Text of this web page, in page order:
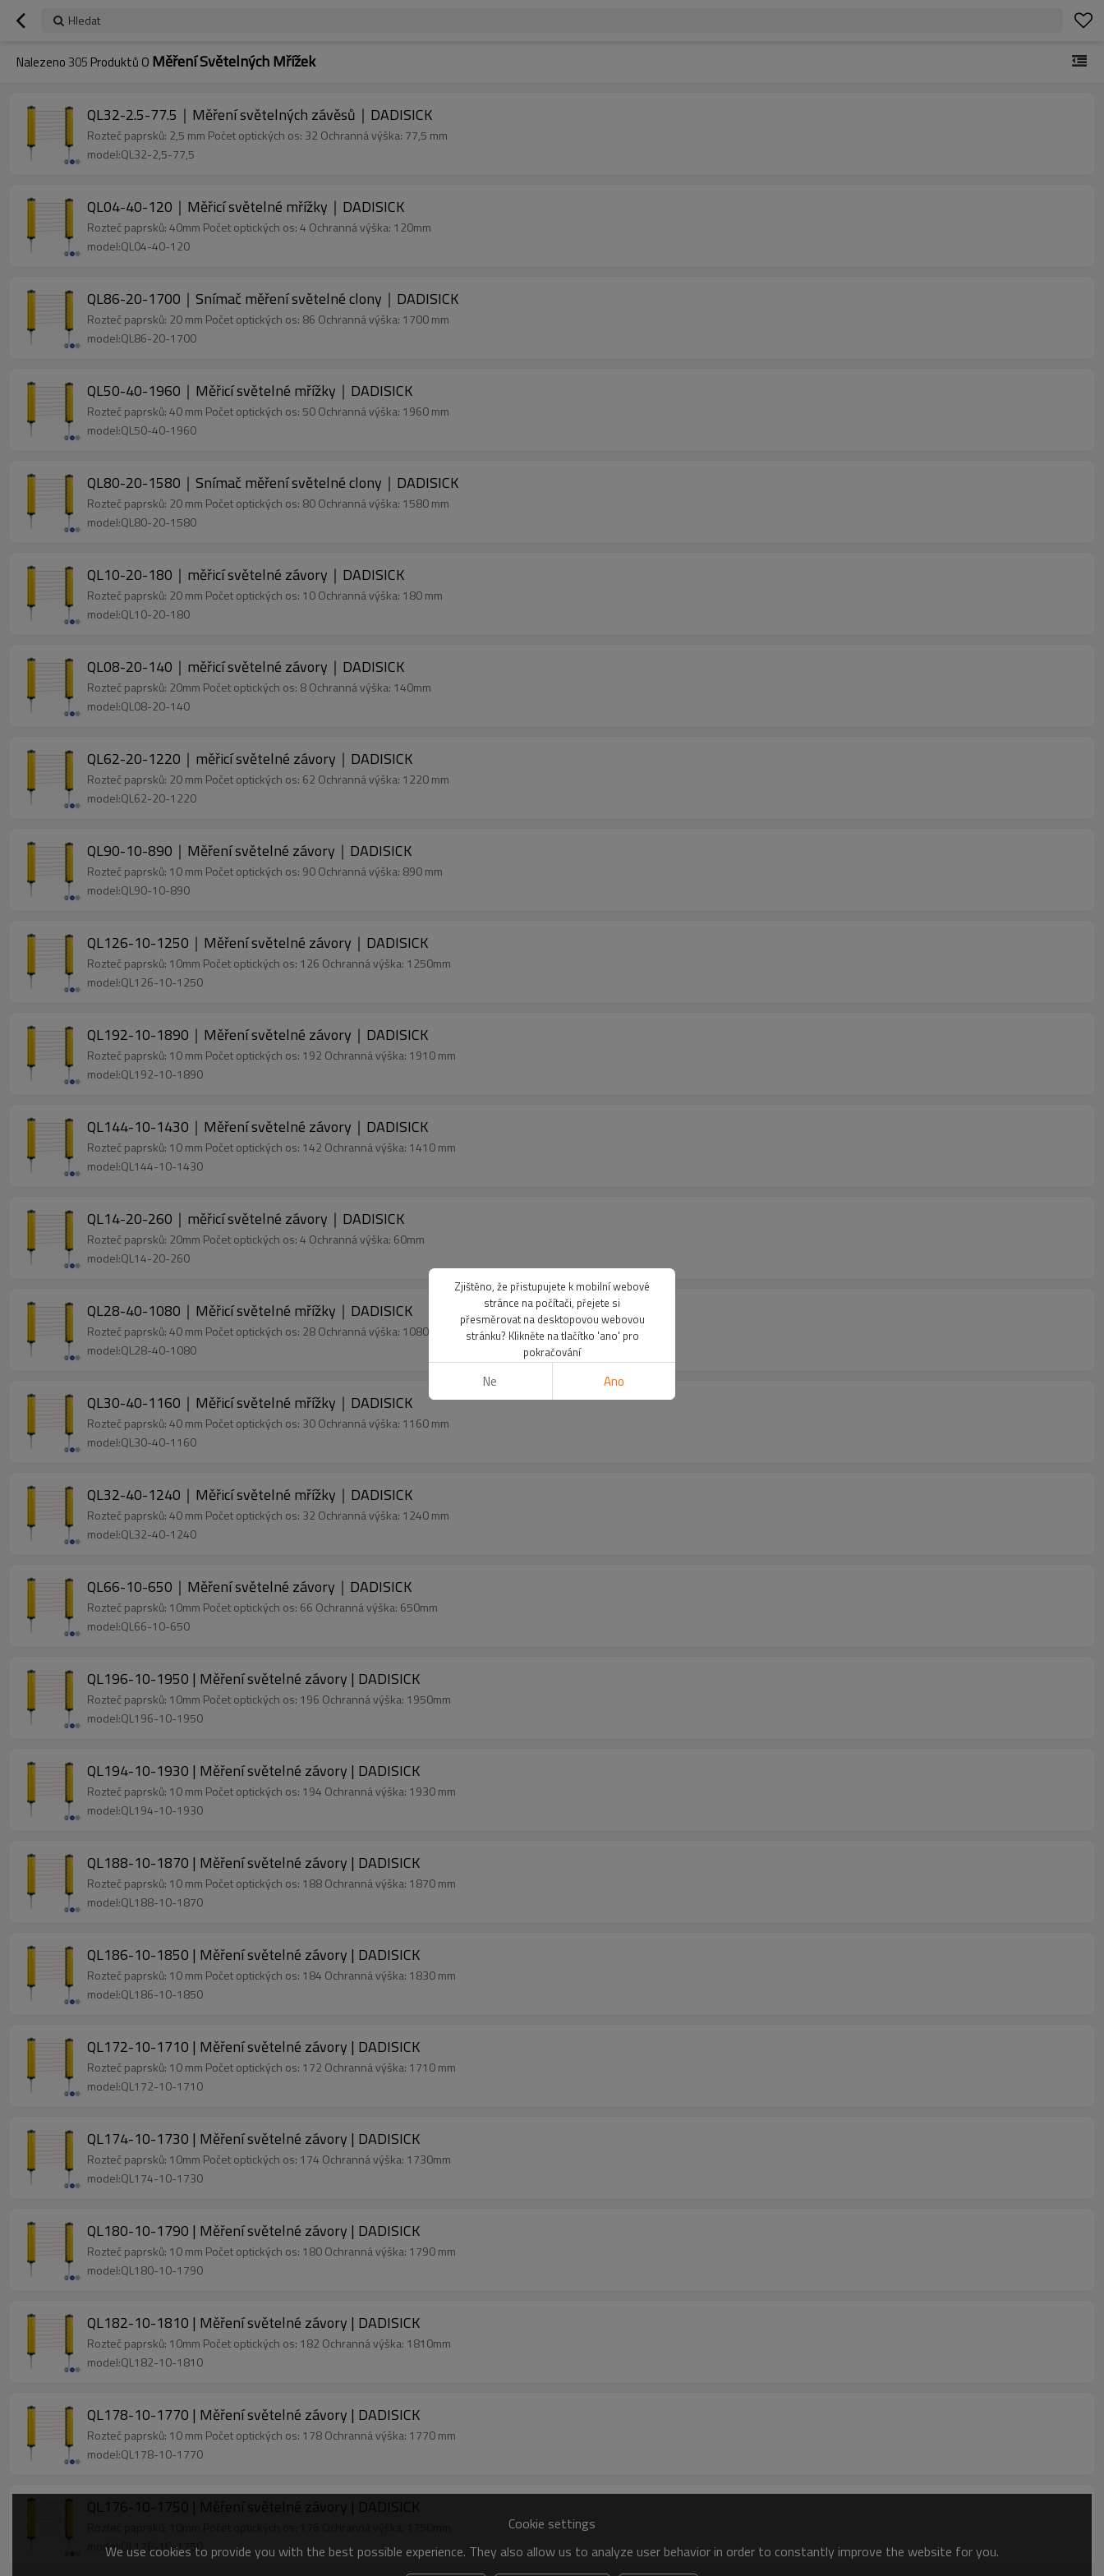
Hledat
Nalezeno305 Produktů O Měření Světelných Mřížek
QL32-2.5-77.5｜Měření světelných závěsů｜DADISICK
Rozteč paprsků: 2,5 mm Počet optických os: 32 Ochranná výška: 77,5 mm
model:QL32-2,5-77,5
QL04-40-120｜Měřicí světelné mřížky｜DADISICK
Rozteč paprsků: 40mm Počet optických os: 4 Ochranná výška: 120mm
model:QL04-40-120
QL86-20-1700｜Snímač měření světelné clony｜DADISICK
Rozteč paprsků: 20 mm Počet optických os: 86 Ochranná výška: 1700 mm
model:QL86-20-1700
QL50-40-1960｜Měřicí světelné mřížky｜DADISICK
Rozteč paprsků: 40 mm Počet optických os: 50 Ochranná výška: 1960 mm
model:QL50-40-1960
QL80-20-1580｜Snímač měření světelné clony｜DADISICK
Rozteč paprsků: 20 mm Počet optických os: 80 Ochranná výška: 1580 mm
model:QL80-20-1580
QL10-20-180｜měřicí světelné závory｜DADISICK
Rozteč paprsků: 20 mm Počet optických os: 10 Ochranná výška: 180 mm
model:QL10-20-180
QL08-20-140｜měřicí světelné závory｜DADISICK
Rozteč paprsků: 20mm Počet optických os: 8 Ochranná výška: 140mm
model:QL08-20-140
QL62-20-1220｜měřicí světelné závory｜DADISICK
Rozteč paprsků: 20 mm Počet optických os: 62 Ochranná výška: 1220 mm
model:QL62-20-1220
QL90-10-890｜Měření světelné závory｜DADISICK
Rozteč paprsků: 10 mm Počet optických os: 90 Ochranná výška: 890 mm
model:QL90-10-890
QL126-10-1250｜Měření světelné závory｜DADISICK
Rozteč paprsků: 10mm Počet optických os: 126 Ochranná výška: 1250mm
model:QL126-10-1250
QL192-10-1890｜Měření světelné závory｜DADISICK
Rozteč paprsků: 10 mm Počet optických os: 192 Ochranná výška: 1910 mm
model:QL192-10-1890
QL144-10-1430｜Měření světelné závory｜DADISICK
Rozteč paprsků: 10 mm Počet optických os: 142 Ochranná výška: 1410 mm
model:QL144-10-1430
QL14-20-260｜měřicí světelné závory｜DADISICK
Rozteč paprsků: 20mm Počet optických os: 4 Ochranná výška: 60mm
model:QL14-20-260
QL28-40-1080｜Měřicí světelné mřížky｜DADISICK
Rozteč paprsků: 40 mm Počet optických os: 28 Ochranná výška: 1080 mm
model:QL28-40-1080
QL30-40-1160｜Měřicí světelné mřížky｜DADISICK
Rozteč paprsků: 40 mm Počet optických os: 30 Ochranná výška: 1160 mm
model:QL30-40-1160
QL32-40-1240｜Měřicí světelné mřížky｜DADISICK
Rozteč paprsků: 40 mm Počet optických os: 32 Ochranná výška: 1240 mm
model:QL32-40-1240
QL66-10-650｜Měření světelné závory｜DADISICK
Rozteč paprsků: 10mm Počet optických os: 66 Ochranná výška: 650mm
model:QL66-10-650
QL196-10-1950 | Měření světelné závory | DADISICK
Rozteč paprsků: 10mm Počet optických os: 196 Ochranná výška: 1950mm
model:QL196-10-1950
QL194-10-1930 | Měření světelné závory | DADISICK
Rozteč paprsků: 10 mm Počet optických os: 194 Ochranná výška: 1930 mm
model:QL194-10-1930
QL188-10-1870 | Měření světelné závory | DADISICK
Rozteč paprsků: 10 mm Počet optických os: 188 Ochranná výška: 1870 mm
model:QL188-10-1870
QL186-10-1850 | Měření světelné závory | DADISICK
Rozteč paprsků: 10 mm Počet optických os: 184 Ochranná výška: 1830 mm
model:QL186-10-1850
QL172-10-1710 | Měření světelné závory | DADISICK
Rozteč paprsků: 10 mm Počet optických os: 172 Ochranná výška: 1710 mm
model:QL172-10-1710
QL174-10-1730 | Měření světelné závory | DADISICK
Rozteč paprsků: 10mm Počet optických os: 174 Ochranná výška: 1730mm
model:QL174-10-1730
QL180-10-1790 | Měření světelné závory | DADISICK
Rozteč paprsků: 10 mm Počet optických os: 180 Ochranná výška: 1790 mm
model:QL180-10-1790
QL182-10-1810 | Měření světelné závory | DADISICK
Rozteč paprsků: 10mm Počet optických os: 182 Ochranná výška: 1810mm
model:QL182-10-1810
QL178-10-1770 | Měření světelné závory | DADISICK
Rozteč paprsků: 10 mm Počet optických os: 178 Ochranná výška: 1770 mm
model:QL178-10-1770
QL176-10-1750 | Měření světelné závory | DADISICK
model:QL176-10-1750
Cookie settings
We use cookies to provide you with the best possible experience. They also allow us to analyze user behavior in order to constantly improve the website for you.
Zjištěno, že přistupujete k mobilní webové
stránce na počítači, přejete si
přesměrovat na desktopovou webovou
stránku? Klikněte na tlačítko 'ano' pro
pokračování
Ne Ano